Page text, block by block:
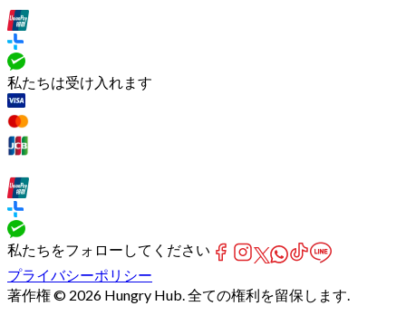
私たちは受け入れます
私たちをフォローしてください
プライバシーポリシー
著作権 © 2026 Hungry Hub. 全ての権利を留保します.